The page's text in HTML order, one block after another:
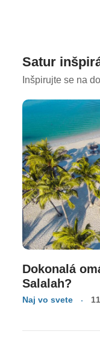
Satur
Inšpirujte se na
Dokonalá
Salalah?
Naj vo svete